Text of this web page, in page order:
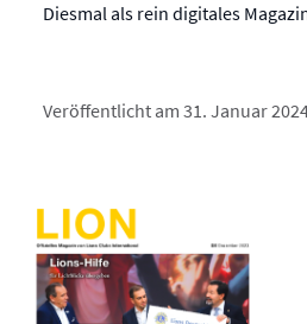
Diesmal als rein digitales
Veröffentlicht am 31. Januar